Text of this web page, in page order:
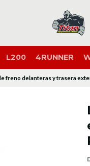
L200 4RUNNER
freno delanteras y trasera